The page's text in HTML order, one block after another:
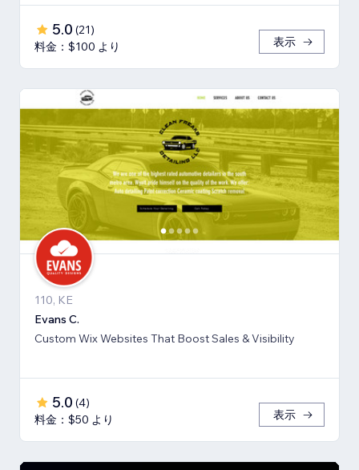
5.0 (21)
料金：$100 より
表示
110, KE
Evans C.
Custom Wix Websites That Boost Sales & Visibility
5.0 (4)
料金：$50 より
表示